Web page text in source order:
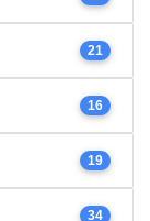
21
16
19
34